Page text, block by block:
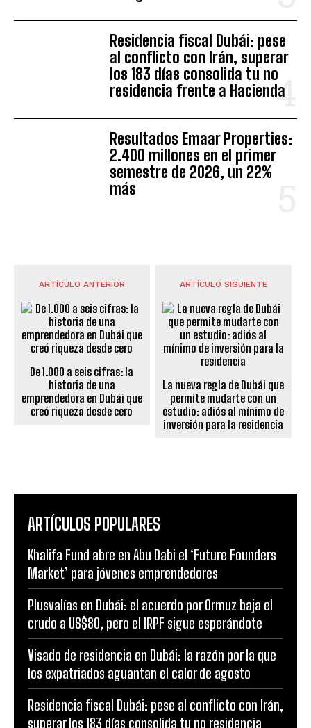
Residencia fiscal Dubái: pese
al conflicto con Irán, superar
los 183 días consolida tu no
residencia frente a Hacienda
Resultados Emaar Properties:
2.400 millones en el primer
semestre de 2026, un 22%
más
ARTÍCULO ANTERIOR
De 1.000 a seis cifras: la
historia de una
emprendedora en Dubái que
creó riqueza desde cero
ARTÍCULO SIGUIENTE
La nueva regla de Dubái que
permite mudarte con un
estudio: adiós al mínimo de
inversión para la residencia
ARTÍCULOS POPULARES
Khalifa Fund abre en Abu Dabi el ‘Future Founders
Market’ para jóvenes emprendedores
Plusvalías en Dubái: el acuerdo por Ormuz baja el
crudo a US$80, pero el IRPF sigue esperándote
Visado de residencia en Dubái: la razón por la que
los expatriados aguantan el calor de agosto
Residencia fiscal Dubái: pese al conflicto con Irán,
superar los 183 días consolida tu no residencia